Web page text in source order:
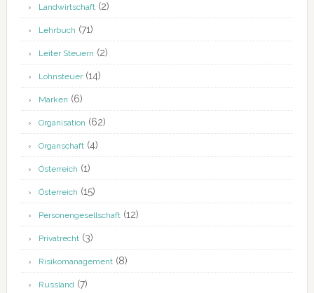
Landwirtschaft(2)
Lehrbuch (71)
Leiter Steuern (2)
Lohnsteuer(14)
Marken (6)
Organisation (62)
Organschaft(4)
Österreich (1)
Österreich (15)
Personengesellschaft(12)
Privatrecht(3)
Risikomanagement(8)
Russland(7)